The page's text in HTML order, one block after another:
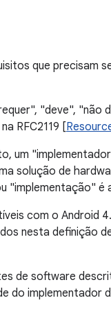
que precisam
"deve", "não
RFC2119 [
um
solução de
"implementação" é
com o Android
nesta definição
de software
do